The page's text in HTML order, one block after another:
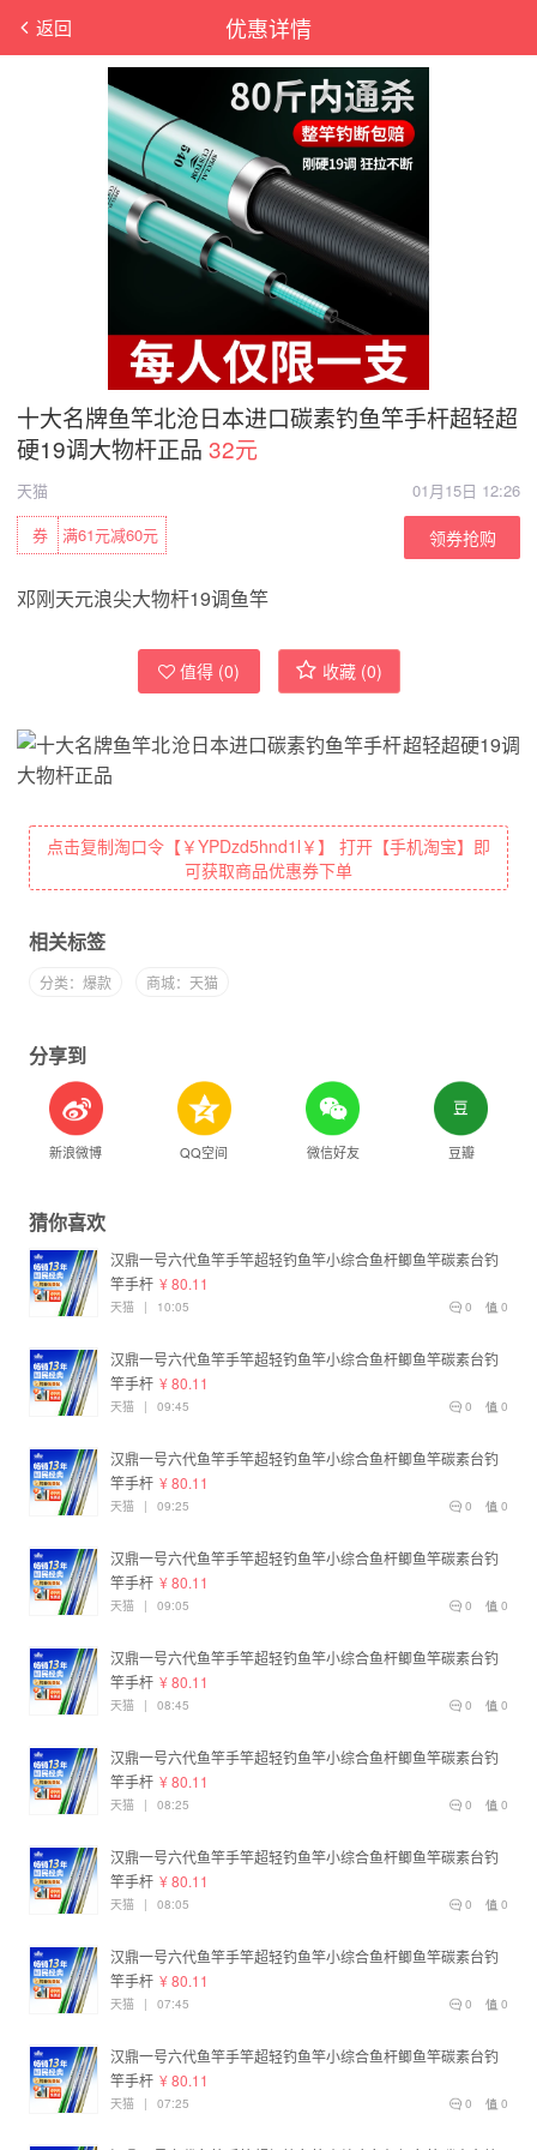
优惠详情
返回
十大名牌鱼竿北沧日本进口碳素钓鱼竿手杆超轻超
硬19调大物杆正品 32元
天猫
01月15日 12:26
满61元减60元
券 领券抢购
邓刚天元浪尖大物杆19调鱼竿
值得 (0) 收藏 (0)
点击复制淘口令【￥YPDzd5hnd1l￥】 打开【手机淘宝】即
可获取商品优惠券下单
相关标签
分类：爆款 商城：天猫
分享到
新浪微博 QQ空间 微信好友 豆瓣
猜你喜欢
汉鼎一号六代鱼竿手竿超轻钓鱼竿小综合鱼杆鲫鱼竿碳素台钓
竿手杆 ¥ 80.11
0
0
天猫 | 10:05
汉鼎一号六代鱼竿手竿超轻钓鱼竿小综合鱼杆鲫鱼竿碳素台钓
竿手杆 ¥ 80.11
0
0
天猫 | 09:45
汉鼎一号六代鱼竿手竿超轻钓鱼竿小综合鱼杆鲫鱼竿碳素台钓
竿手杆 ¥ 80.11
0
0
天猫 | 09:25
汉鼎一号六代鱼竿手竿超轻钓鱼竿小综合鱼杆鲫鱼竿碳素台钓
竿手杆 ¥ 80.11
0
0
天猫 | 09:05
汉鼎一号六代鱼竿手竿超轻钓鱼竿小综合鱼杆鲫鱼竿碳素台钓
竿手杆 ¥ 80.11
0
0
天猫 | 08:45
汉鼎一号六代鱼竿手竿超轻钓鱼竿小综合鱼杆鲫鱼竿碳素台钓
竿手杆 ¥ 80.11
0
0
天猫 | 08:25
汉鼎一号六代鱼竿手竿超轻钓鱼竿小综合鱼杆鲫鱼竿碳素台钓
竿手杆 ¥ 80.11
0
0
天猫 | 08:05
汉鼎一号六代鱼竿手竿超轻钓鱼竿小综合鱼杆鲫鱼竿碳素台钓
竿手杆 ¥ 80.11
0
0
天猫 | 07:45
汉鼎一号六代鱼竿手竿超轻钓鱼竿小综合鱼杆鲫鱼竿碳素台钓
竿手杆 ¥ 80.11
0
0
天猫 | 07:25